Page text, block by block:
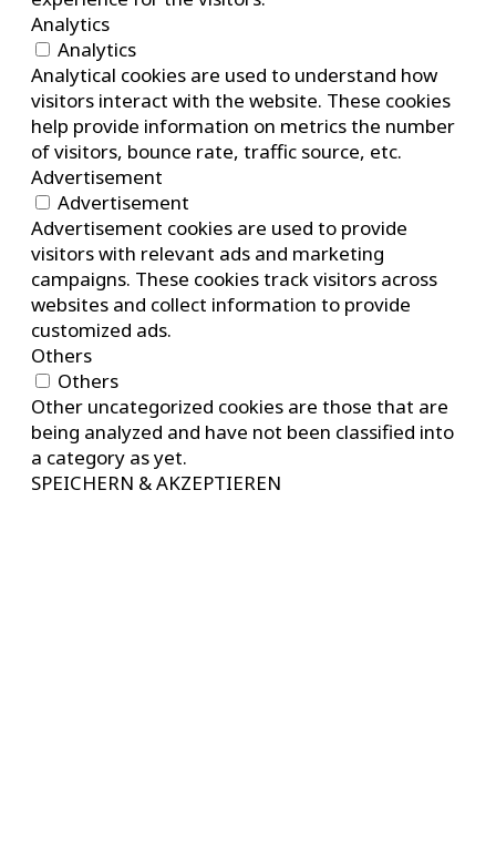
Analytics
Analytics
Analytical cookies are used to understand how
visitors interact with the website. These cookies
help provide information on metrics the number
of visitors, bounce rate, traffic source, etc.
Advertisement
Advertisement
Advertisement cookies are used to provide
visitors with relevant ads and marketing
campaigns. These cookies track visitors across
websites and collect information to provide
customized ads.
Others
Others
Other uncategorized cookies are those that are
being analyzed and have not been classified into
a category as yet.
SPEICHERN & AKZEPTIEREN